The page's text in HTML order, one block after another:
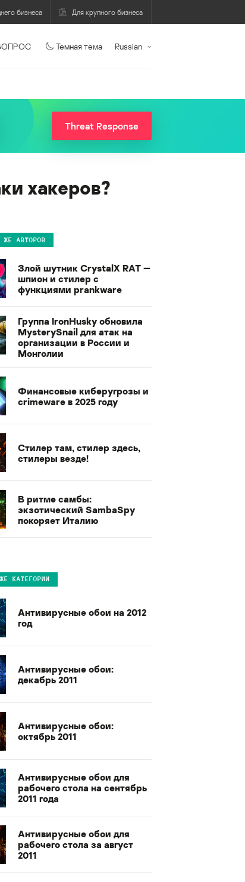
бизнеса Для крупного бизнеса
Темная тема Russian
Threat Response
хакеров?
ЖЕ АВТОРОВ
Злой шутник CrystalX RAT —
шпион и стилер с
функциями prankware
Группа IronHusky обновила
MysterySnail для атак на
организации в России и
Монголии
Финансовые киберугрозы и
crimeware в 2025 году
Стилер там, стилер здесь,
стилеры везде!
В ритме самбы:
экзотический SambaSpy
покоряет Италию
КАТЕГОРИИ
Антивирусные обои на 2012
год
Антивирусные обои:
декабрь 2011
Антивирусные обои:
октябрь 2011
Антивирусные обои для
рабочего стола на сентябрь
2011 года
Антивирусные обои для
рабочего стола за август
2011